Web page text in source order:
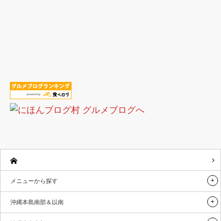
メニューから探す
沖縄本島南部＆以南